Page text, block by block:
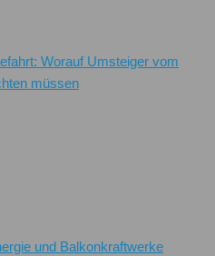
Worauf Umsteiger vom
müssen
und Balkonkraftwerke